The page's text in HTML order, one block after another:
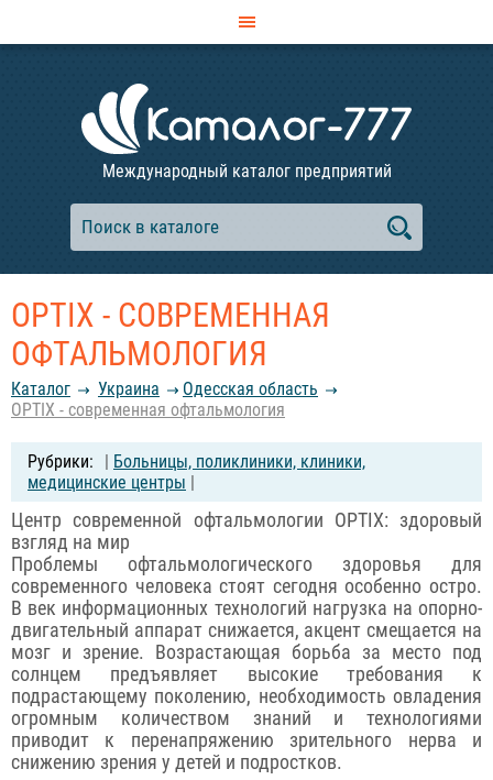
Международный каталог предприятий
OPTIX - СОВРЕМЕННАЯ
ОФТАЛЬМОЛОГИЯ
Каталог Украина
Одесская область
OPTIX - современная офтальмология
| Больницы, поликлиники, клиники,
медицинские центры |
Центр современной офтальмологии OPTIX: здоровый
взгляд на мир
Проблемы офтальмологического здоровья для
современного человека стоят сегодня особенно остро.
В век информационных технологий нагрузка на опорно-
двигательный аппарат снижается, акцент смещается на
мозг и зрение. Возрастающая борьба за место под
солнцем предъявляет высокие требования к
подрастающему поколению, необходимость овладения
огромным количеством знаний и технологиями
приводит к перенапряжению зрительного нерва и
снижению зрения у детей и подростков.